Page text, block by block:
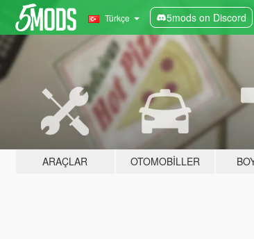
Türkçe 5mods on Discord
ARAÇLAR OTOMOBILLER